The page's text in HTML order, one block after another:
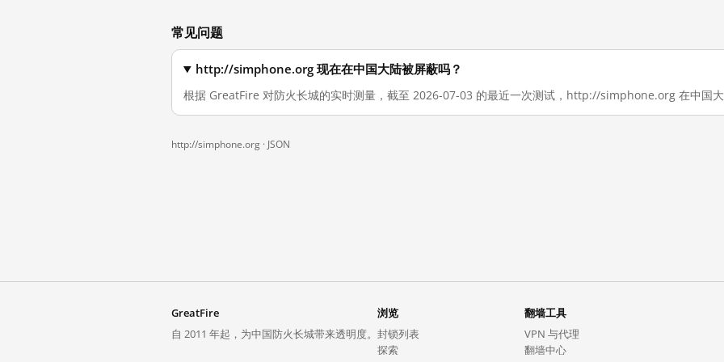
常见问题
http://simphone.org 现在在中国大陆被屏蔽吗？
根据 GreatFire 对防火长城的实时测量，截至 2026-07-03 的最近一次测试，http://simphone.org 在中国大
http://simphone.org · JSON
GreatFire
自 2011 年起，为中国防火长城带来透明度。
浏览
封锁列表
探索
翻墙工具
VPN 与代理
翻墙中心